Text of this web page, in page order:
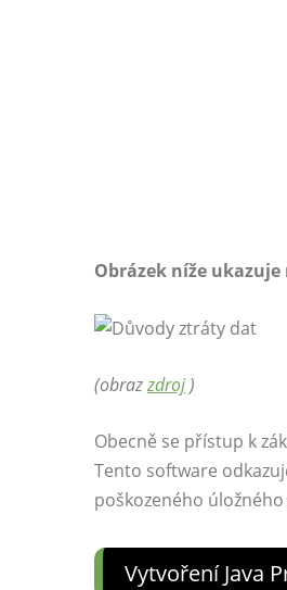
Obrázek níže
(obrazzdroj)
Obecně se přístup k
Tento software
poškozeného úložného
Vytvoření Java